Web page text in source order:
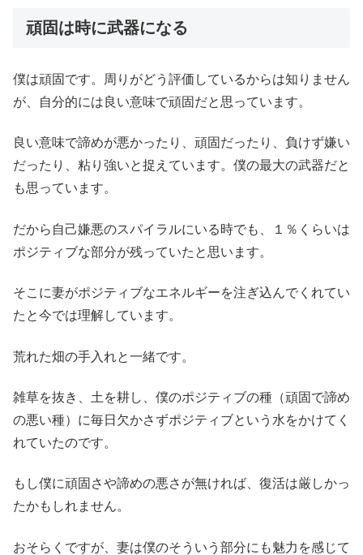
頑固は時に武器になる
僕は頑固です。周りがどう評価しているからは知りません
が、自分的には良い意味で頑固だと思っています。
良い意味で諦めが悪かったり、頑固だったり、負けず嫌い
だったり、粘り強いと捉えています。僕の最大の武器だと
も思っています。
だから自己嫌悪のスパイラルにいる時でも、１％くらいは
ポジティブな部分が残っていたと思います。
そこに妻がポジティブなエネルギーを注ぎ込んでくれてい
たと今では理解しています。
荒れた畑の手入れと一緒です。
雑草を抜き、土を耕し、僕のポジティブの種（頑固で諦め
の悪い種）に毎日欠かさずポジティブという水をかけてく
れていたのです。
もし僕に頑固さや諦めの悪さが無ければ、復活は厳しかっ
たかもしれません。
おそらくですが、妻は僕のそういう部分にも魅力を感じて